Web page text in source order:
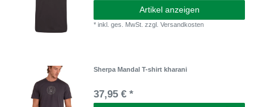
Artikel anzeigen
*inkl. ges. MwSt. zzgl.Versandkosten
Sherpa Mandal T-shirt kharani
37,95 € *